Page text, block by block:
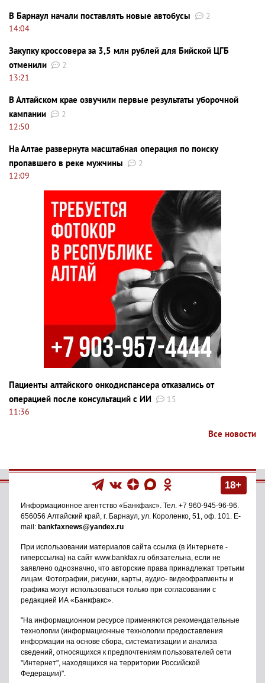
В Барнаул начали поставлять новые автобусы
2
14:04
Закупку кроссовера за 3,5 млн рублей для Бийской ЦГБ
отменили
2
13:21
В Алтайском крае озвучили первые результаты уборочной
кампании
2
12:50
На Алтае развернута масштабная операция по поиску
пропавшего в реке мужчины
2
12:09
Пациенты алтайского онкодиспансера отказались от
операцией после консультаций с ИИ
15
11:36
Все новости
18+
Информационное агентство «Банкфакс» . Тел. +7 960-945-96-96
656056 Алтайский край, г. Барнаул ул. Короленко, 51, оф. 101
. E-
mail: bankfaxnews@yandex.ru
При использовании материалов сайта ссылка (в Интернете -
гиперссылка) на сайт www.bankfax.ru обязательна, если не
заявлено однозначно, что авторские права принадлежат третьим
лицам. Фотографии, рисунки, карты, аудио- видеофрагменты и
графика могут использоваться только при согласовании с
редакцией ИА «Банкфакс».
"На информационном ресурсе применяются рекомендательные
технологии (информационные технологии предоставления
информации на основе сбора, систематизации и анализа
сведений, относящихся к предпочтениям пользователей сети
"Интернет", находящихся на территории Российской
Федерации)".